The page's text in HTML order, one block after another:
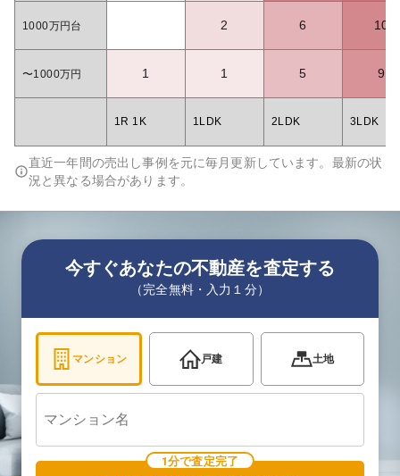
1000万円台 2 6 10
〜1000万円 1 1 5 9
1R 1K 1LDK 2LDK 3LDK
直近一年間の売出し事例を元に毎月更新しています。最新の状
況と異なる場合があります。
今すぐあなたの不動産を査定する
（完全無料・入力１分）
マンション 戸建 土地
1分で査定完了